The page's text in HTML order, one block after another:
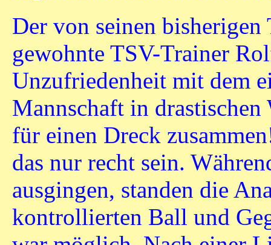
Der von seinen
gewohnte TSV-Trainer
Unzufriedenheit mit dem
Mannschaft in
für einen Dreck
das nur recht sein.
ausgingen, standen die
kontrollierten Ball und